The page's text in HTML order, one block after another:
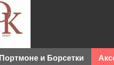
Портмоне и Борсетки